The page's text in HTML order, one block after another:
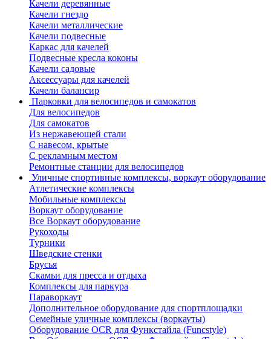
Качели деревянные
Качели гнездо
Качели металлические
Качели подвесные
Каркас для качелей
Подвесные кресла коконы
Качели садовые
Аксессуары для качелей
Качели балансир
Парковки для велосипедов и самокатов
Для велосипедов
Для самокатов
Из нержавеющей стали
С навесом, крытые
С рекламным местом
Ремонтные станции для велосипедов
Уличные спортивные комплексы, воркаут оборудование
Атлетические комплексы
Мобильные комплексы
Воркаут оборудование
Все Воркаут оборудование
Рукоходы
Турники
Шведские стенки
Брусья
Скамьи для пресса и отдыха
Комплексы для паркура
Параворкаут
Дополнительное оборудование для спортплощадки
Семейные уличные комплексы (воркауты)
Оборудование OCR для Функстайла (Funcstyle)